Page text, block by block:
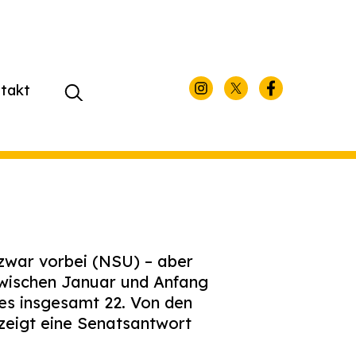
Suchen
vorbei (NSU) – aber
Januar und Anfang
insgesamt 22. Von den
eine Senatsantwort